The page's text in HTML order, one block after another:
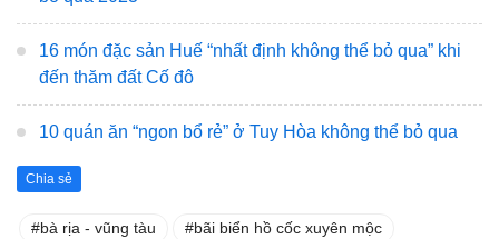
16 món đặc sản Huế “nhất định không thể bỏ qua” khi
đến thăm đất Cố đô
10 quán ăn “ngon bổ rẻ” ở Tuy Hòa không thể bỏ qua
Chia sẻ
bà rịa - vũng tàu bãi biển hồ cốc xuyên mộc